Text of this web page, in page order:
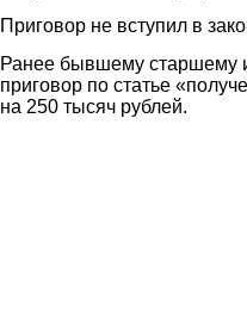
Приговор не вступил в
Ранее бывшему старшему
приговор по статье
на 250 тысяч рублей.